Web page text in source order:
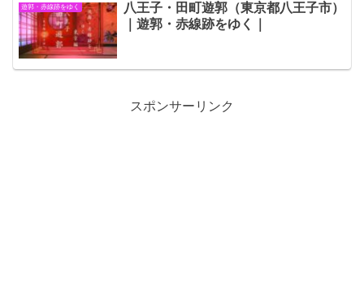
遊郭・赤線跡をゆく
八王子・田町遊郭（東京都八王子市）
｜遊郭・赤線跡をゆく｜
スポンサーリンク